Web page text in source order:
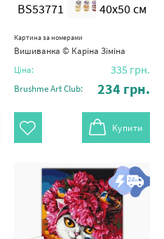
BS53771 40x50 см
Картина за номерами
Вишиванка © Каріна Зіміна
Ціна: 335 грн.
Brushme Art Club: 234 грн.
Купити